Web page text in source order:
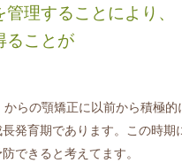
理することにより、
ることが
らの顎矯正に以前から積極
発育期であります。この時
できると考えてます。